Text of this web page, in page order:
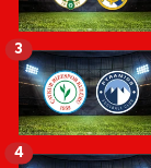
3
4